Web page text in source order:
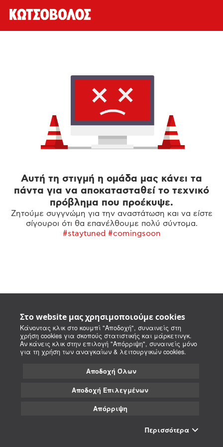
Στο website μας χρησιμοποιούμε cookies
Κάνοντας κλικ στο κουμπί "Αποδοχή", συναινείς στη
χρήση cookies για σκοπούς στατιστικής και μάρκετινγκ.
Αν κάνεις κλικ στην επιλογή "Απόρριψη", συναινείς μόνο
για τη χρήση των αναγκαίων & λειτουργικών cookies.
Αποδοχή Όλων
Αποδοχή Επιλεγμένων
Απόρριψη
Περισσότερα
Αυτή τη στιγμή η ομάδα μας κάνει τα
πάντα για να αποκατασταθεί το τεχνικό
πρόβλημα που προέκυψε.
Ζητούμε συγγνώμη για την αναστάτωση και να είστε
σίγουροι ότι θα επανέλθουμε πολύ σύντομα.
#staytuned #comingsoon